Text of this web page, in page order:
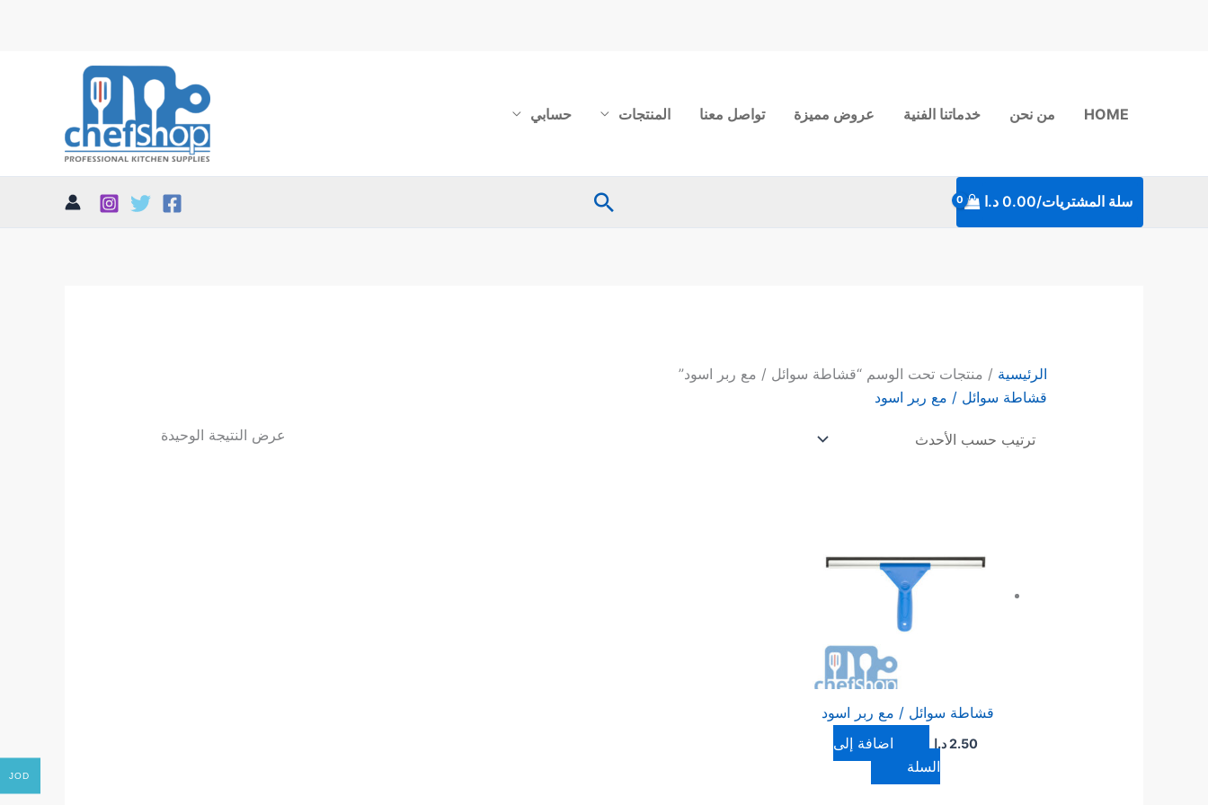
HOME من نحن خدماتنا الفنية عروض مميزة تواصل معنا المنتجات حسابي
سلة المشتريات/0.00 د.ا البحث
الرئيسية / منتجات تحت الوسم “قشاطة سوائل / مع ربر اسود”
قشاطة سوائل / مع ربر اسود
عرض النتيجة الوحيدة
قشاطة سوائل / مع ربر اسود
2.50د.ا
إضافة إلى
السلة
JOD